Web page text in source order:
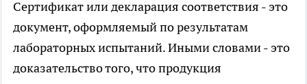
Сертификат или декларация соответствия - это
документ, оформляемый по результатам
лабораторных испытаний. Иными словами - это
доказательство того, что продукция